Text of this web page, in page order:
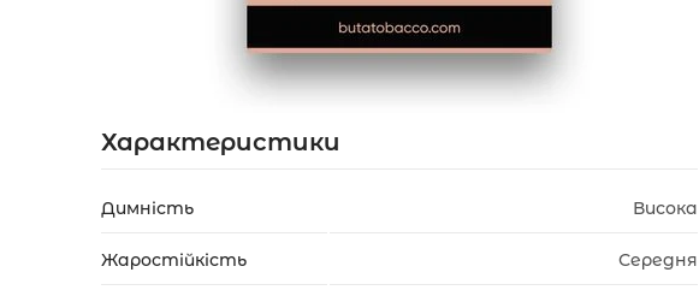
Рус
Характеристики
Димність Висока
Жаростійкість Середня